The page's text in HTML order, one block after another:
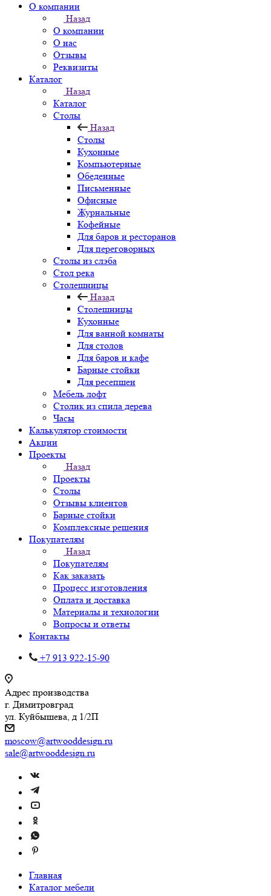
О компании
Назад
О компании
О нас
Отзывы
Реквизиты
Каталог
Назад
Каталог
Столы
Назад
Столы
Кухонные
Компьютерные
Обеденные
Письменные
Офисные
Журнальные
Кофейные
Для баров и ресторанов
Для переговорных
Столы из слэба
Стол река
Столешницы
Назад
Столешницы
Кухонные
Для ванной комнаты
Для столов
Для баров и кафе
Барные стойки
Для ресепшен
Мебель лофт
Столик из спила дерева
Часы
Калькулятор стоимости
Акции
Проекты
Назад
Проекты
Столы
Отзывы клиентов
Барные стойки
Комплексные решения
Покупателям
Назад
Покупателям
Как заказать
Процесс изготовления
Оплата и доставка
Материалы и технологии
Вопросы и ответы
Контакты
+7 913 922-15-90
Адрес производства
г. Димитровград
ул. Куйбышева, д 1/2П
moscow@artwooddesign.ru
sale@artwooddesign.ru
Главная
Каталог мебели